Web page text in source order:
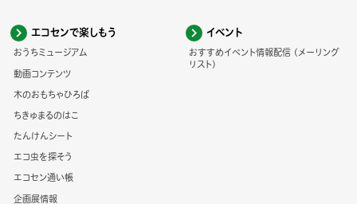
エコセンで楽しもう
おうちミュージアム
動画コンテンツ
木のおもちゃひろば
ちきゅまるのはこ
たんけんシート
エコ虫を探そう
エコセン通い帳
企画展情報
イベント
おすすめイベント情報配信 (メーリング
リスト)